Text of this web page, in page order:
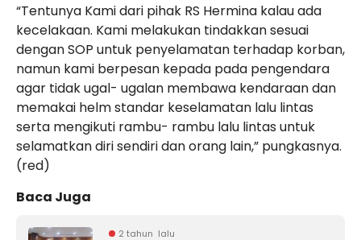
“Tentunya Kami dari pihak RS Hermina kalau ada
kecelakaan. Kami melakukan tindakkan sesuai
dengan SOP untuk penyelamatan terhadap korban,
namun kami berpesan kepada pada pengendara
agar tidak ugal- ugalan membawa kendaraan dan
memakai helm standar keselamatan lalu lintas
serta mengikuti rambu- rambu lalu lintas untuk
selamatkan diri sendiri dan orang lain,” pungkasnya.
(red)
Baca Juga
2 tahun lalu